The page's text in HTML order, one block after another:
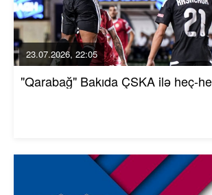
23.07.2026, 22:05
"Qarabağ" Bakıda ÇSKA ilə heç-